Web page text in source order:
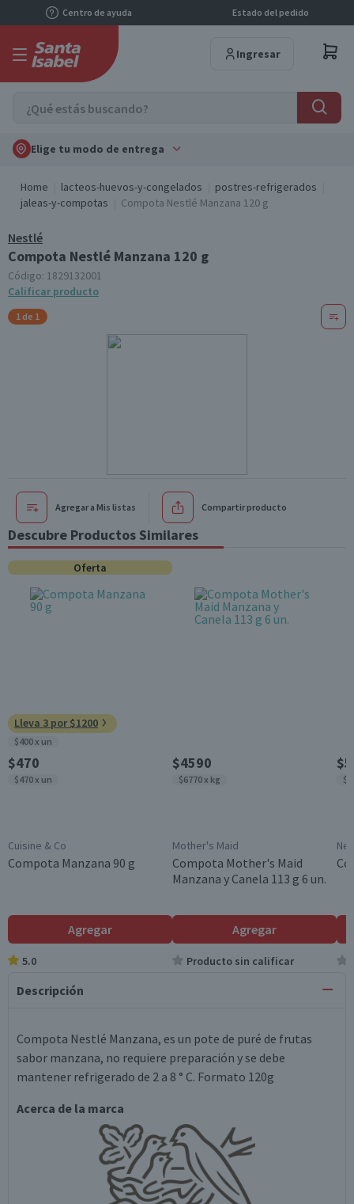
Centro de ayuda Estado del pedido
Ingresar
Elige tu modo de entrega
Home lacteos-huevos-y-congelados
postres-refrigerados
jaleas-y-compotas
Compota Nestlé Manzana 120 g
Nestlé
Compota Nestlé Manzana 120 g
Código: 1829132001
Calificar producto
1 de 1
Agregar a Mis listas Compartir producto
Descubre Productos Similares
Oferta
Lleva 3 por $1200
$400 x un
$470
$470 x un
Cuisine & Co
Compota Manzana 90 g
Agregar
5.0
$4590
$6770 x kg
Mother's Maid
Compota Mother's Maid
Manzana y Canela 113 g 6 un.
Agregar
Producto sin calificar
Descripción
Compota Nestlé Manzana, es un pote de puré de frutas
sabor manzana, no requiere preparación y se debe
mantener refrigerado de 2 a 8 ° C. Formato 120g
Acerca de la marca